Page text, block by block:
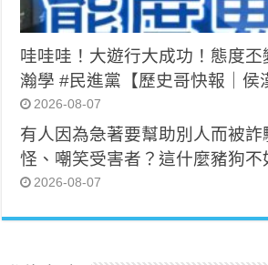
哇哇哇！大遊行大成功！態度
瀚學 #民進黨【歷史哥快報｜侯
2026-08-07
有人因為急著要幫助別人而被
怪、嘲笑受害者？這什麼豬狗不
2026-08-07